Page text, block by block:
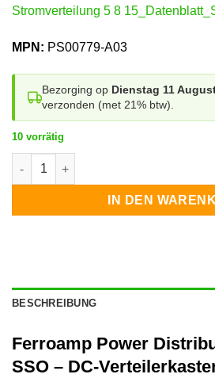
Stromverteilung 5 8
MPN: PS00779-A03
Bezorging op Dienstag 11
verzonden (met 21% btw).
10 vorrätig
Ferroamp Stromverteilungseinheit 8
IN DEN
BESCHREIBUNG
Ferroamp Power
SSO – DC-